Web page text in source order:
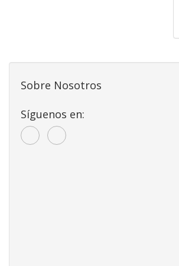
Sobre Nosotros
Síguenos en: